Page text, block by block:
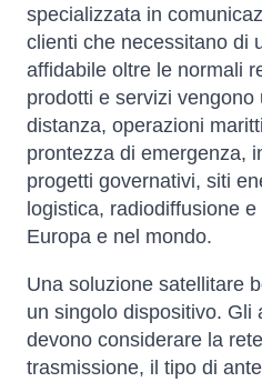
specializzata in
clienti che necessitano di
affidabile oltre le normali
prodotti e servizi
distanza, operazioni
prontezza di emergenza,
progetti governativi, siti
logistica, radiodiffusione
Europa e nel mondo.
Una soluzione satellitare
un singolo dispositivo. Gli
devono considerare la
trasmissione, il tipo di